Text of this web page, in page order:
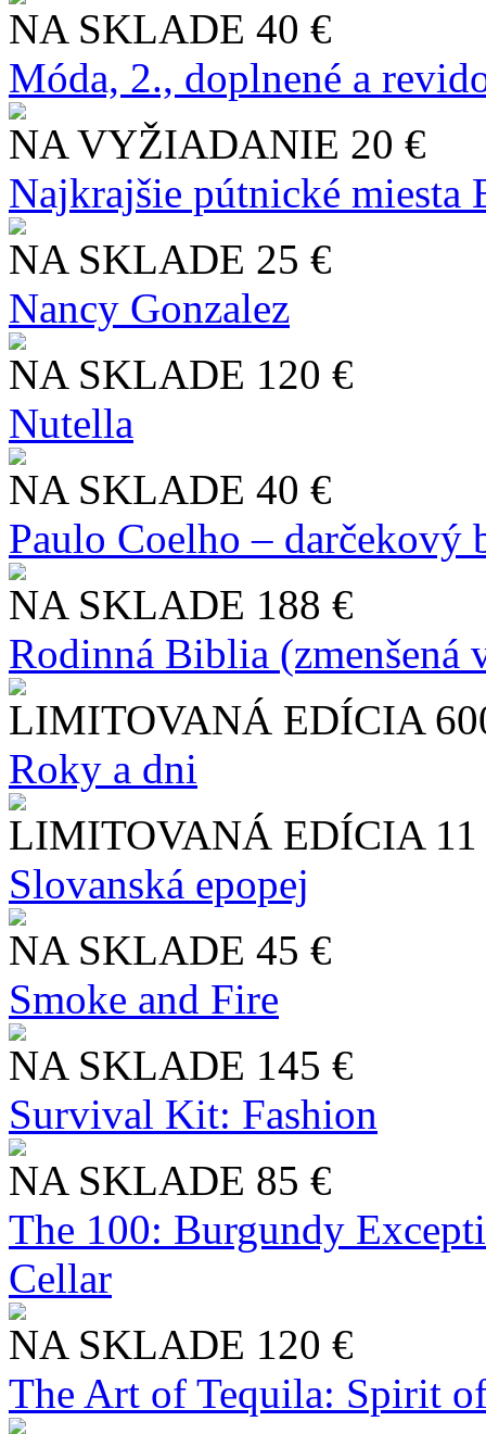
NA SKLADE 40 €
Móda, 2., doplnené a
NA VYŽIADANIE 20 €
Najkrajšie pútnické miesta
NA SKLADE 25 €
Nancy Gonzalez
NA SKLADE 120 €
Nutella
NA SKLADE 40 €
Paulo Coelho – darčekový
NA SKLADE 188 €
Rodinná Biblia (zmenšená
LIMITOVANÁ EDÍCIA
Roky a dni
LIMITOVANÁ EDÍCIA
Slo​vanská epopej
NA SKLADE 45 €
Smoke and Fire
NA SKLADE 145 €
Survival Kit: Fashion
NA SKLADE 85 €
The 100: Burgundy
Cellar
NA SKLADE 120 €
The Art of Tequila: Spirit